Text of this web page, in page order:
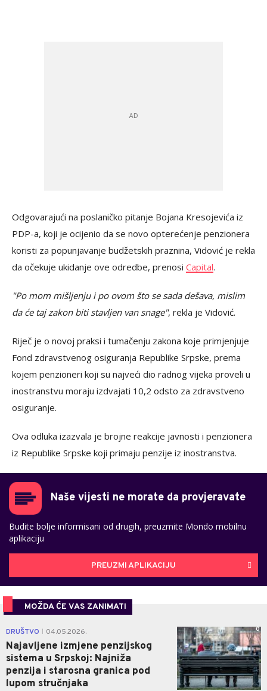
Odgovarajući na poslaničko pitanje Bojana Kresojevića iz
PDP-a, koji je ocijenio da se novo opterećenje penzionera
koristi za popunjavanje budžetskih praznina, Vidović je rekla
da očekuje ukidanje ove odredbe, prenosi Capital.
"Po mom mišljenju i po ovom što se sada dešava, mislim
da će taj zakon biti stavljen van snage", rekla je Vidović.
Riječ je o novoj praksi i tumačenju zakona koje primjenjuje
Fond zdravstvenog osiguranja Republike Srpske, prema
kojem penzioneri koji su najveći dio radnog vijeka proveli u
inostranstvu moraju izdvajati 10,2 odsto za zdravstveno
osiguranje.
Ova odluka izazvala je brojne reakcije javnosti i penzionera
iz Republike Srpske koji primaju penzije iz inostranstva.
Naše vijesti ne morate da provjeravate
Budite bolje informisani od drugih, preuzmite Mondo mobilnu
aplikaciju
PREUZMI APLIKACIJU
MOŽDA ĆE VAS ZANIMATI
DRUŠTVO 04.05.2026.
Najavljene izmjene penzijskog
sistema u Srpskoj: Najniža
penzija i starosna granica pod
lupom stručnjaka
0